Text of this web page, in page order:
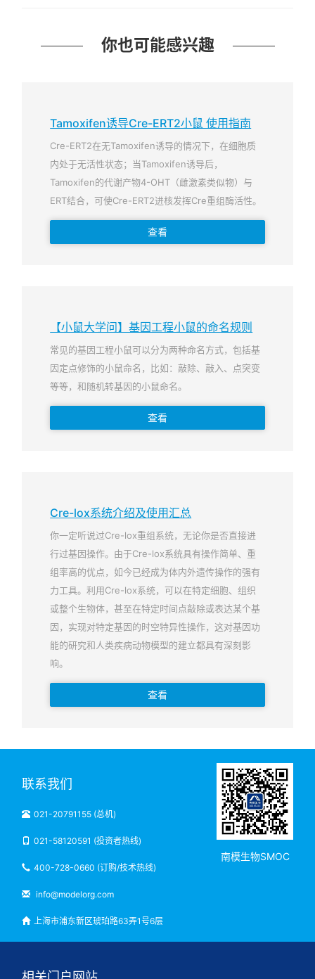
你也可能感兴趣
Tamoxifen诱导Cre-ERT2小鼠 使用指南
Cre-ERT2在无Tamoxifen诱导的情况下，在细胞质
内处于无活性状态；当Tamoxifen诱导后，
Tamoxifen的代谢产物4-OHT（雌激素类似物）与
ERT结合，可使Cre-ERT2进核发挥Cre重组酶活性。
查看
【小鼠大学问】基因工程小鼠的命名规则
常见的基因工程小鼠可以分为两种命名方式，包括基
因定点修饰的小鼠命名，比如：敲除、敲入、点突变
等等，和随机转基因的小鼠命名。
查看
Cre-lox系统介绍及使用汇总
你一定听说过Cre-lox重组系统，无论你是否直接进
行过基因操作。由于Cre-lox系统具有操作简单、重
组率高的优点，如今已经成为体内外遗传操作的强有
力工具。利用Cre-lox系统，可以在特定细胞、组织
或整个生物体，甚至在特定时间点敲除或表达某个基
因，实现对特定基因的时空特异性操作，这对基因功
能的研究和人类疾病动物模型的建立都具有深刻影
响。
查看
联系我们
021-20791155 (总机)
021-58120591 (投资者热线)
400-728-0660 (订购/技术热线)
info@modelorg.com
上海市浦东新区琥珀路63弄1号6层
南模生物SMOC